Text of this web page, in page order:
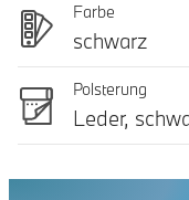
Farbe
schwarz
Polsterung
Leder,